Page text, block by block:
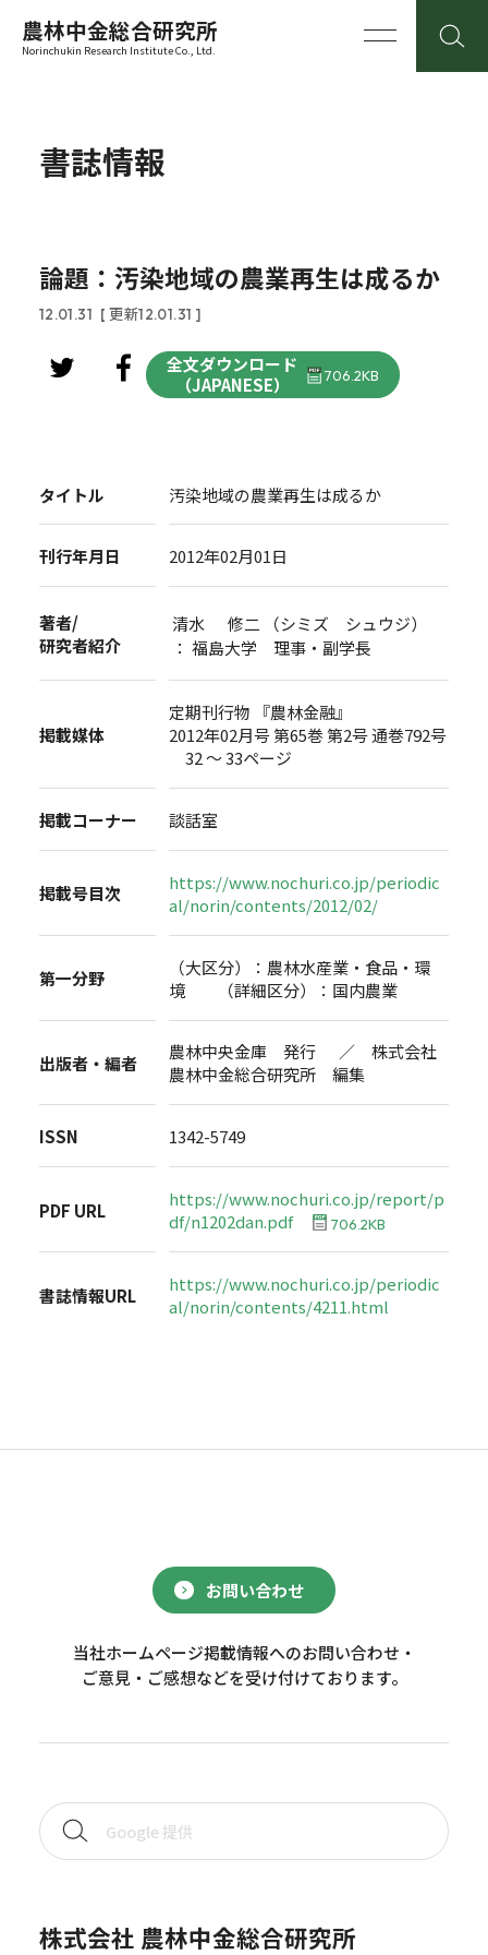
農林中金総合研究所
Norinchukin Research Institute Co., Ltd.
書誌情報
論題：汚染地域の農業再生は成るか
12.01.31 [ 更新12.01.31 ]
全文ダウンロード
（JAPANESE）
706.2KB
タイトル 汚染地域の農業再生は成るか
刊行年月日 2012年02月01日
著者/
研究者紹介
清水 修二 （シミズ シュウジ）
： 福島大学 理事・副学長
掲載媒体
定期刊行物 『農林金融』
2012年02月号 第65巻 第2号 通巻792号
32 ～ 33ページ
掲載コーナー 談話室
掲載号目次
https://www.nochuri.co.jp/periodic
al/norin/contents/2012/02/
第一分野
（大区分）：農林水産業・食品・環
境 （詳細区分）：国内農業
出版者・編者
農林中央金庫 発行 ／ 株式会社
農林中金総合研究所 編集
ISSN 1342-5749
PDF URL
https://www.nochuri.co.jp/report/p
df/n1202dan.pdf
706.2KB
書誌情報URL
https://www.nochuri.co.jp/periodic
al/norin/contents/4211.html
お問い合わせ
当社ホームページ掲載情報へのお問い合わせ・
ご意見・ご感想などを受け付けております。
株式会社 農林中金総合研究所